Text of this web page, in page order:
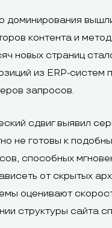
доминирования
контента и
новых страниц
из ERP-систем
запросов.
сдвиг выявил
не готовы к
способных
от скрытых
оценивают
структуры сайта